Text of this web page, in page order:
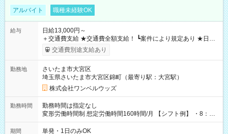
アルバイト 職種未経験OK
給与
日給13,000円～
＋交通費支給 ★交通費全額支給！ ┗案件により規定あり ★日払
いOK！（規定あり） ┗働いたその日に現金GET♪ お仕事後はコ
ンビニATMから 日払い分を引き落とせます！ 【試用期間】試
交通費別途支給あり
勤務地
さいたま市大宮区
埼玉県さいたま市大宮区錦町（最寄り駅：大宮駅）
株式会社ワンベルウッズ
勤務時間
勤務時間は指定なし
変形労働時間制 想定労働時間160時間/月 【シフト例】 ・8：00
～21：00
期間 単発・1日のみOK